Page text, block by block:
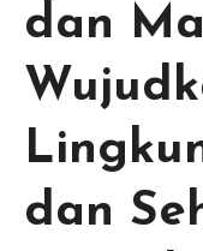
dan
dan